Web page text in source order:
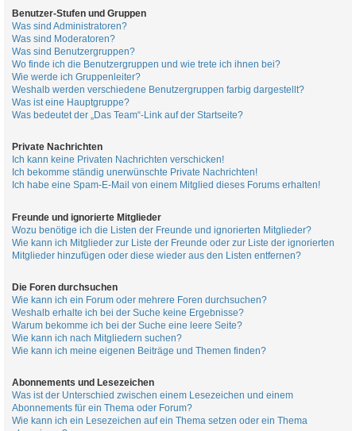
Benutzer-Stufen und Gruppen
Was sind Administratoren?
Was sind Moderatoren?
Was sind Benutzergruppen?
Wo finde ich die Benutzergruppen und wie trete ich ihnen bei?
Wie werde ich Gruppenleiter?
Weshalb werden verschiedene Benutzergruppen farbig dargestellt?
Was ist eine Hauptgruppe?
Was bedeutet der „Das Team“-Link auf der Startseite?
Private Nachrichten
Ich kann keine Privaten Nachrichten verschicken!
Ich bekomme ständig unerwünschte Private Nachrichten!
Ich habe eine Spam-E-Mail von einem Mitglied dieses Forums erhalten!
Freunde und ignorierte Mitglieder
Wozu benötige ich die Listen der Freunde und ignorierten Mitglieder?
Wie kann ich Mitglieder zur Liste der Freunde oder zur Liste der ignorierten
Mitglieder hinzufügen oder diese wieder aus den Listen entfernen?
Die Foren durchsuchen
Wie kann ich ein Forum oder mehrere Foren durchsuchen?
Weshalb erhalte ich bei der Suche keine Ergebnisse?
Warum bekomme ich bei der Suche eine leere Seite?
Wie kann ich nach Mitgliedern suchen?
Wie kann ich meine eigenen Beiträge und Themen finden?
Abonnements und Lesezeichen
Was ist der Unterschied zwischen einem Lesezeichen und einem
Abonnements für ein Thema oder Forum?
Wie kann ich ein Lesezeichen auf ein Thema setzen oder ein Thema